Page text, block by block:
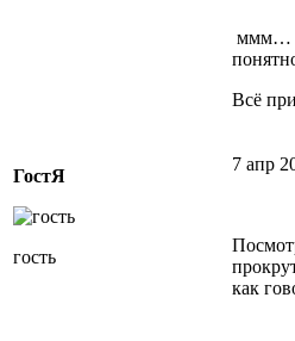
ммм…
Всё
ГостЯ
гость
7 апр
как